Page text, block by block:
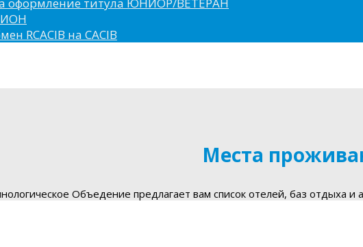
RCACIB на CACIB
Места
Объедение предлагает вам список отелей, баз отдыха